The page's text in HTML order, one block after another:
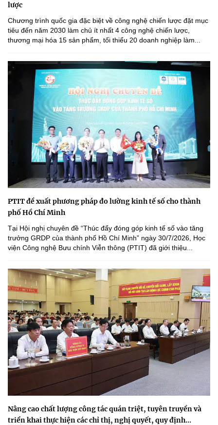
lược
Chương trình quốc gia đặc biệt về công nghệ chiến lược đặt mục
tiêu đến năm 2030 làm chủ ít nhất 4 công nghệ chiến lược,
thương mại hóa 15 sản phẩm, tối thiểu 20 doanh nghiệp làm...
PTIT đề xuất phương pháp đo lường kinh tế số cho thành
phố Hồ Chí Minh
Tại Hội nghị chuyên đề “Thúc đẩy đóng góp kinh tế số vào tăng
trưởng GRDP của thành phố Hồ Chí Minh” ngày 30/7/2026, Học
viện Công nghệ Bưu chính Viễn thông (PTIT) đã giới thiệu...
Nâng cao chất lượng công tác quán triệt, tuyên truyền và
triển khai thực hiện các chỉ thị, nghị quyết, quy định...